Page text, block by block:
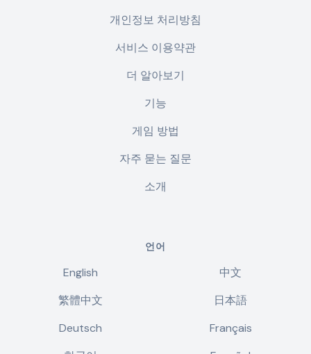
개인정보 처리방침
서비스 이용약관
더 알아보기
기능
게임 방법
자주 묻는 질문
소개
언어
English
中文
繁體中文
日本語
Deutsch
Français